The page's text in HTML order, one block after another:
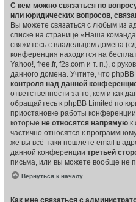
С кем можно связаться по
или юридических вопросов,
Вы можете связаться с любым из
списке на странице «Наша
свяжитесь с владельцем домена
конференция находится на
Yahoo!, free.fr, f2s.com и т. п.), с
данного домена. Учтите, что phpBB
контроля над данной
ответственности за то, кем и как
обращайтесь к phpBB Limited по
приостановке работы
которые не относятся напрямую к
частично относятся к
же вы всё-таки пошлёте email в
данной конференции третьей
письма, или вы можете вообще не
Вернуться к началу
Как мне связаться с